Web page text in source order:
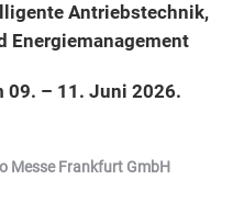
Antriebstechnik,
Energiemanagement
09. – 11. Juni 2026.
Messe Frankfurt GmbH